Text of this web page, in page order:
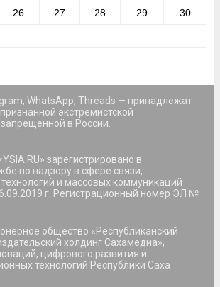
26 27 28 29 30
WhatsApp, Threads — принадлежат
экстремистской
в России.
зарегистрировано в
по надзору в сфере связи,
и массовых коммуникаций
г. Регистрационный номер ЭЛ №
общество «Республиканский
холдинг Сахамедиа»,
цифрового развития и
технологий Республики Саха